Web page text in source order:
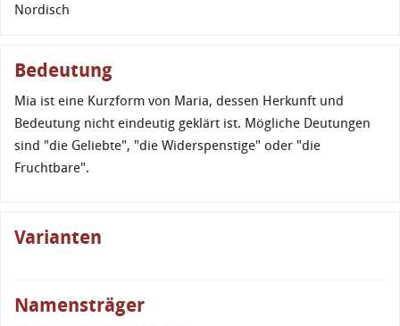
Nordisch
Bedeutung
Mia ist eine Kurzform von Maria, dessen Herkunft und
Bedeutung nicht eindeutig geklärt ist. Mögliche Deutungen
sind "die Geliebte", "die Widerspenstige" oder "die
Fruchtbare".
Varianten
Namensträger